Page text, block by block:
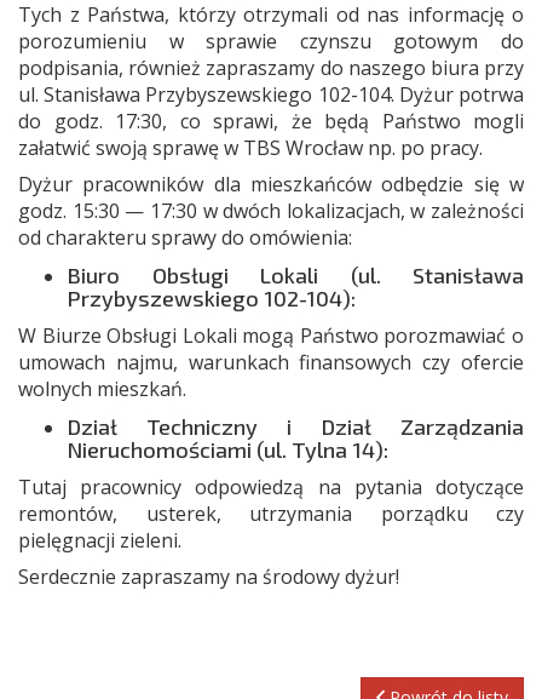
Tych z Państwa, którzy otrzymali od nas informację o
porozumieniu w sprawie czynszu gotowym do
podpisania, również zapraszamy do naszego biura przy
ul. Stanisława Przybyszewskiego 102-104. Dyżur potrwa
do godz. 17:30, co sprawi, że będą Państwo mogli
załatwić swoją sprawę w TBS Wrocław np. po pracy.
Dyżur pracowników dla mieszkańców odbędzie się w
godz. 15:30 — 17:30 w dwóch lokalizacjach, w zależności
od charakteru sprawy do omówienia:
Biuro Obsługi Lokali (ul. Stanisława
Przybyszewskiego 102-104):
W Biurze Obsługi Lokali mogą Państwo porozmawiać o
umowach najmu, warunkach finansowych czy ofercie
wolnych mieszkań.
Dział Techniczny i Dział Zarządzania
Nieruchomościami (ul. Tylna 14):
Tutaj pracownicy odpowiedzą na pytania dotyczące
remontów, usterek, utrzymania porządku czy
pielęgnacji zieleni.
Serdecznie zapraszamy na środowy dyżur!